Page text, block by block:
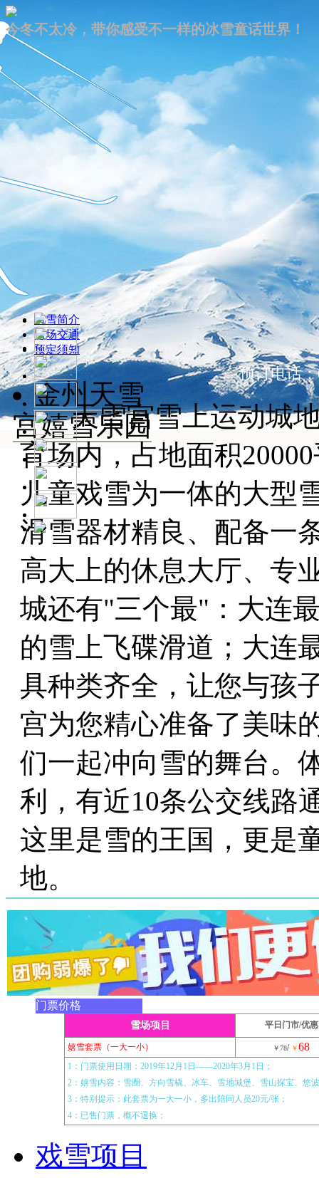
今冬不太冷，带你感受不一样的冰雪童话世界！
滑雪简介
雪场交通
预定须知
预订电话：
金州天雪
宫嬉雪乐园
天雪宫雪上运动城
育场内，占地面积
儿童戏雪为一体的大型
滑雪器材精良、配备一
高大上的休息大厅、专
城还有"三个最"：大连
的雪上飞碟滑道；大连
具种类齐全，让您与孩
宫为您精心准备了美味
们一起冲向雪的舞台。
利，有近10条公交线路
这里是雪的王国，更是
地。
门票价格
雪场项目 平日门市/优惠
嬉雪套票（一大一小） ￥78/ ￥68
1：门票使用日期：2019年12月1日——2020年3月1日；
2：嬉雪内容：雪圈、方向雪橇、冰车、雪地城堡、雪山探宝、悠
3：特别提示：此套票为一大一小，多出陪同人员20元/张；
4：已售门票，概不退换；
戏雪项目